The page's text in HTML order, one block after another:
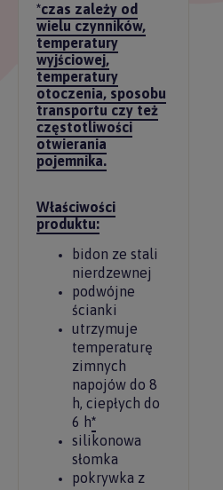
*czas zależy od
wielu czynników,
temperatury
wyjściowej,
temperatury
otoczenia, sposobu
transportu czy też
częstotliwości
otwierania
pojemnika.
Właściwości
produktu:
bidon ze stali
nierdzewnej
podwójne
ścianki
utrzymuje
temperaturę
zimnych
napojów do 8
h, ciepłych do
6 h*
silikonowa
słomka
pokrywka z